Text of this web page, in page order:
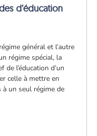
d’éducation
général et l’autre
régime spécial, la
l’éducation d’un
celle à mettre en
un seul régime de